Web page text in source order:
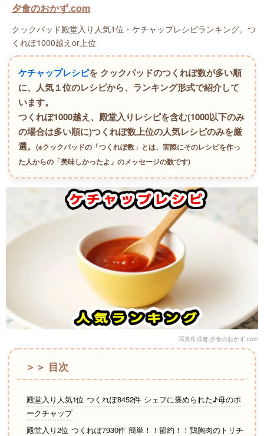
夕食のおかず.com
クックパッド殿堂入り人気1位・ケチャップレシピランキング。つ
くれぽ1000越えor上位
ケチャップレシピを クックパッドのつくれぽ数が多い順
に、人気１位のレシピから、ランキング形式で紹介して
います。
つくれぽ1000越え、殿堂入りレシピを含む(1000以下のみ
の場合は多い順に)つくれぽ数上位の人気レシピのみを厳
選。(※クックパッドの「つくれぽ数」とは、実際にそのレシピを作っ
た人からの「美味しかったよ」のメッセージの数です)
写真作成者:夕食のおかず.com
＞＞ 目次
殿堂入り人気1位 つくれぽ8452件 シェフに褒められた♪母のポ
ークチャップ
殿堂入り2位 つくれぽ7930件 簡単！！節約！！鶏胸肉のトリチ